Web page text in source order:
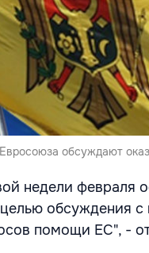
обсуждают
недели февраля
обсуждения с
помощи ЕС", -